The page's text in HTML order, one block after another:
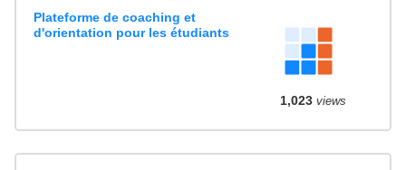
Plateforme de coaching et
d'orientation pour les étudiants
1,023views